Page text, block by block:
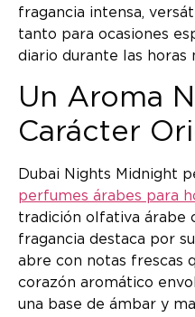
fragancia intensa,
tanto para ocasiones
diario durante las horas
Un Aroma
Carácter
Dubai Nights Midnight
perfumes árabes para
tradición olfativa árabe
fragancia destaca por
abre con notas frescas
corazón aromático
una base de ámbar y